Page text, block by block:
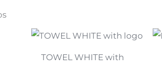
TOWEL WHITE with